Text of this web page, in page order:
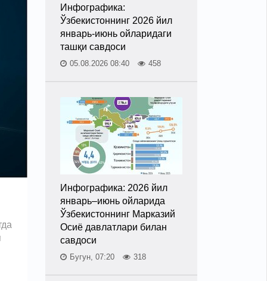
Инфографика:
Ўзбекистоннинг 2026 йил
январь-июнь ойларидаги
ташқи савдоси
05.08.2026 08:40 458
Инфографика: 2026 йил
январь–июнь ойларида
Ўзбекистоннинг Марказий
Осиё давлатлари билан
савдоси
Бугун, 07:20 318